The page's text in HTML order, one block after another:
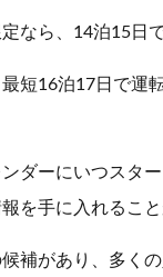
なら、14泊15日
短16泊17日で運
ダーにいつスタ
を手に入れること
補があり、多く